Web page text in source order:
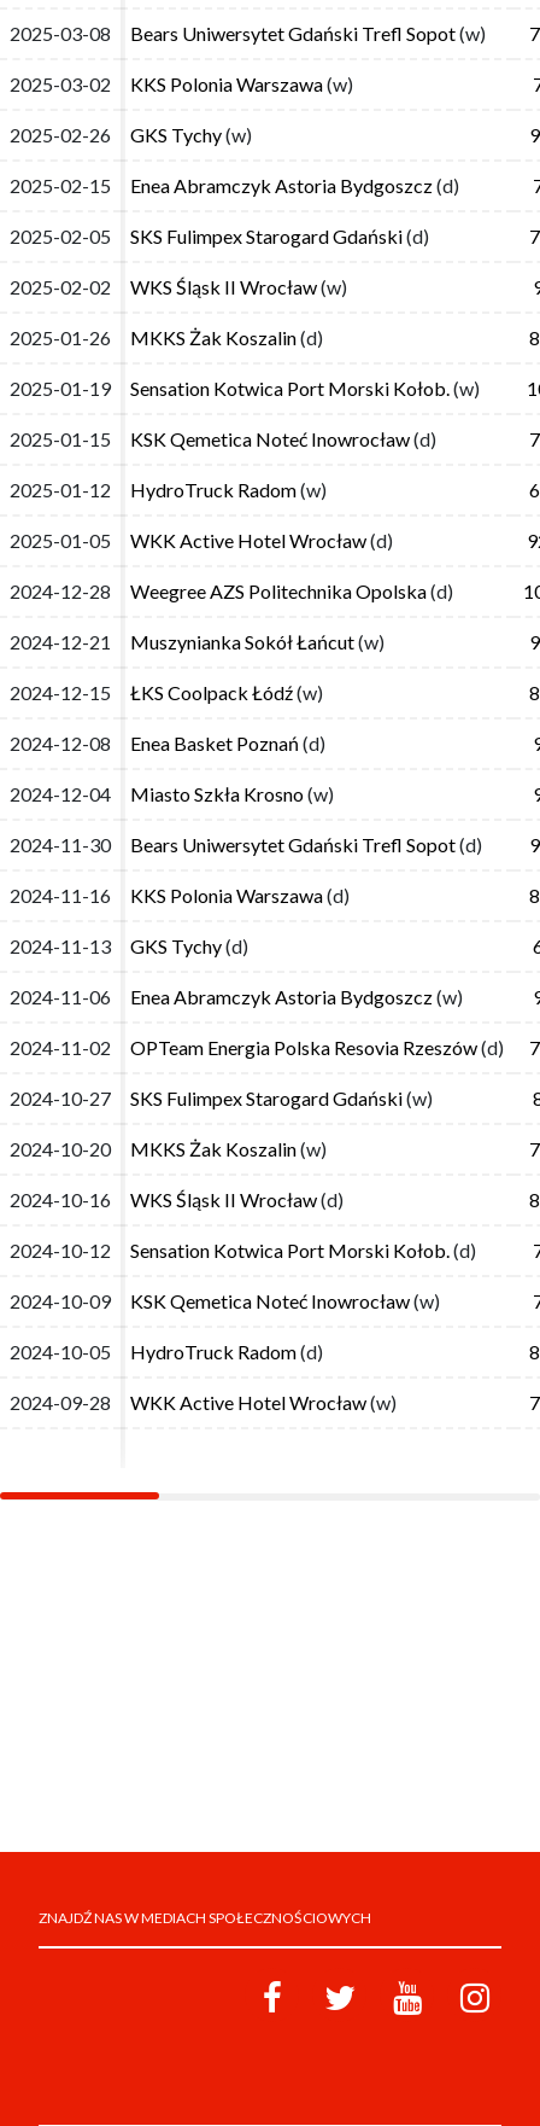
2025-03-08 Bears Uniwersytet Gdański Trefl Sopot(w)
2025-03-02 KKS Polonia Warszawa(w)
2025-02-26 GKS Tychy(w)
2025-02-15 Enea Abramczyk Astoria Bydgoszcz(d)
2025-02-05 SKS Fulimpex Starogard Gdański(d)
2025-02-02 WKS Śląsk II Wrocław(w)
2025-01-26 MKKS Żak Koszalin(d)
2025-01-19 Sensation Kotwica Port Morski Kołob.(w)
2025-01-15 KSK Qemetica Noteć Inowrocław(d)
2025-01-12 HydroTruck Radom(w)
2025-01-05 WKK Active Hotel Wrocław(d)
2024-12-28 Weegree AZS Politechnika Opolska(d)
2024-12-21 Muszynianka Sokół Łańcut(w)
2024-12-15 ŁKS Coolpack Łódź(w)
2024-12-08 Enea Basket Poznań (d)
2024-12-04 Miasto Szkła Krosno(w)
2024-11-30 Bears Uniwersytet Gdański Trefl Sopot(d)
2024-11-16 KKS Polonia Warszawa(d)
2024-11-13 GKS Tychy(d)
2024-11-06 Enea Abramczyk Astoria Bydgoszcz(w)
2024-11-02 OPTeam Energia Polska Resovia Rzeszów(d)
2024-10-27 SKS Fulimpex Starogard Gdański(w)
2024-10-20 MKKS Żak Koszalin(w)
2024-10-16 WKS Śląsk II Wrocław(d)
2024-10-12 Sensation Kotwica Port Morski Kołob.(d)
2024-10-09 KSK Qemetica Noteć Inowrocław(w)
2024-10-05 HydroTruck Radom(d)
2024-09-28 WKK Active Hotel Wrocław(w)
2025-03-08 Bears Uniwersytet Gdański Trefl Sopot(w)
2025-03-02 KKS Polonia Warszawa(w)
2025-02-26 GKS Tychy(w)
2025-02-15 Enea Abramczyk Astoria Bydgoszcz(d)
2025-02-05 SKS Fulimpex Starogard Gdański(d)
2025-02-02 WKS Śląsk II Wrocław(w)
2025-01-26 MKKS Żak Koszalin(d)
2025-01-19 Sensation Kotwica Port Morski Kołob.(w)
2025-01-15 KSK Qemetica Noteć Inowrocław(d)
2025-01-12 HydroTruck Radom(w)
2025-01-05 WKK Active Hotel Wrocław(d)
2024-12-28 Weegree AZS Politechnika Opolska(d)
2024-12-21 Muszynianka Sokół Łańcut(w)
2024-12-15 ŁKS Coolpack Łódź(w)
2024-12-08 Enea Basket Poznań (d)
2024-12-04 Miasto Szkła Krosno(w)
2024-11-30 Bears Uniwersytet Gdański Trefl Sopot(d)
2024-11-16 KKS Polonia Warszawa(d)
2024-11-13 GKS Tychy(d)
2024-11-06 Enea Abramczyk Astoria Bydgoszcz(w)
2024-11-02 OPTeam Energia Polska Resovia Rzeszów(d)
2024-10-27 SKS Fulimpex Starogard Gdański(w)
2024-10-20 MKKS Żak Koszalin(w)
2024-10-16 WKS Śląsk II Wrocław(d)
2024-10-12 Sensation Kotwica Port Morski Kołob.(d)
2024-10-09 KSK Qemetica Noteć Inowrocław(w)
2024-10-05 HydroTruck Radom(d)
2024-09-28 WKK Active Hotel Wrocław(w)
ZNAJDŹ NAS W MEDIACH SPOŁECZNOŚCIOWYCH